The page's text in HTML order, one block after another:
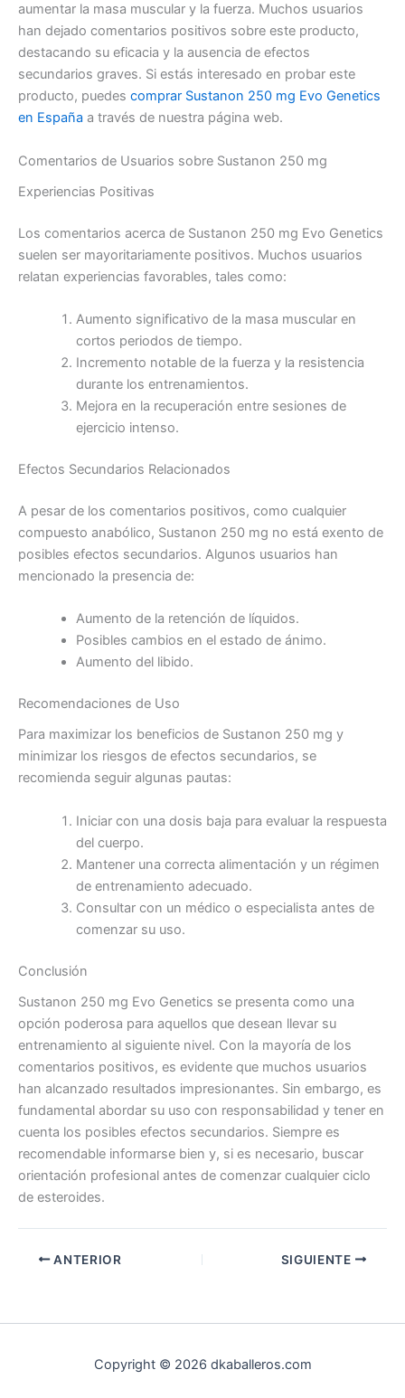
aumentar la masa muscular y la fuerza. Muchos usuarios
han dejado comentarios positivos sobre este producto,
destacando su eficacia y la ausencia de efectos
secundarios graves. Si estás interesado en probar este
producto, puedes comprar Sustanon 250 mg Evo Genetics
en España a través de nuestra página web.
Comentarios de Usuarios sobre Sustanon 250 mg
Experiencias Positivas
Los comentarios acerca de Sustanon 250 mg Evo Genetics
suelen ser mayoritariamente positivos. Muchos usuarios
relatan experiencias favorables, tales como:
Aumento significativo de la masa muscular en
cortos periodos de tiempo.
Incremento notable de la fuerza y la resistencia
durante los entrenamientos.
Mejora en la recuperación entre sesiones de
ejercicio intenso.
Efectos Secundarios Relacionados
A pesar de los comentarios positivos, como cualquier
compuesto anabólico, Sustanon 250 mg no está exento de
posibles efectos secundarios. Algunos usuarios han
mencionado la presencia de:
Aumento de la retención de líquidos.
Posibles cambios en el estado de ánimo.
Aumento del libido.
Recomendaciones de Uso
Para maximizar los beneficios de Sustanon 250 mg y
minimizar los riesgos de efectos secundarios, se
recomienda seguir algunas pautas:
Iniciar con una dosis baja para evaluar la respuesta
del cuerpo.
Mantener una correcta alimentación y un régimen
de entrenamiento adecuado.
Consultar con un médico o especialista antes de
comenzar su uso.
Conclusión
Sustanon 250 mg Evo Genetics se presenta como una
opción poderosa para aquellos que desean llevar su
entrenamiento al siguiente nivel. Con la mayoría de los
comentarios positivos, es evidente que muchos usuarios
han alcanzado resultados impresionantes. Sin embargo, es
fundamental abordar su uso con responsabilidad y tener en
cuenta los posibles efectos secundarios. Siempre es
recomendable informarse bien y, si es necesario, buscar
orientación profesional antes de comenzar cualquier ciclo
de esteroides.
ANTERIOR SIGUIENTE
Copyright © 2026 dkaballeros.com